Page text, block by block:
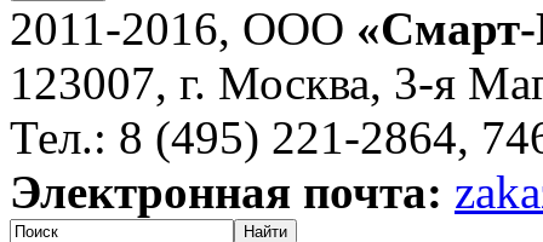
2011-2016, ООО
123007, г. Москва, 3-я
Тел.: 8 (495) 221-2864,
Электронная почта:
Найти